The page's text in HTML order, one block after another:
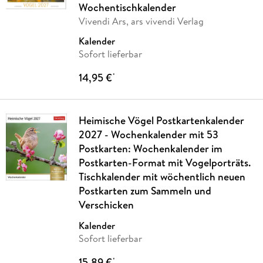
Wochentischkalender
Vivendi Ars, ars vivendi Verlag
Kalender
Sofort lieferbar
14,95 €*
Heimische Vögel Postkartenkalender
2027 - Wochenkalender mit 53
Postkarten: Wochenkalender im
Postkarten-Format mit Vogelporträts.
Tischkalender mit wöchentlich neuen
Postkarten zum Sammeln und
Verschicken
Kalender
Sofort lieferbar
*